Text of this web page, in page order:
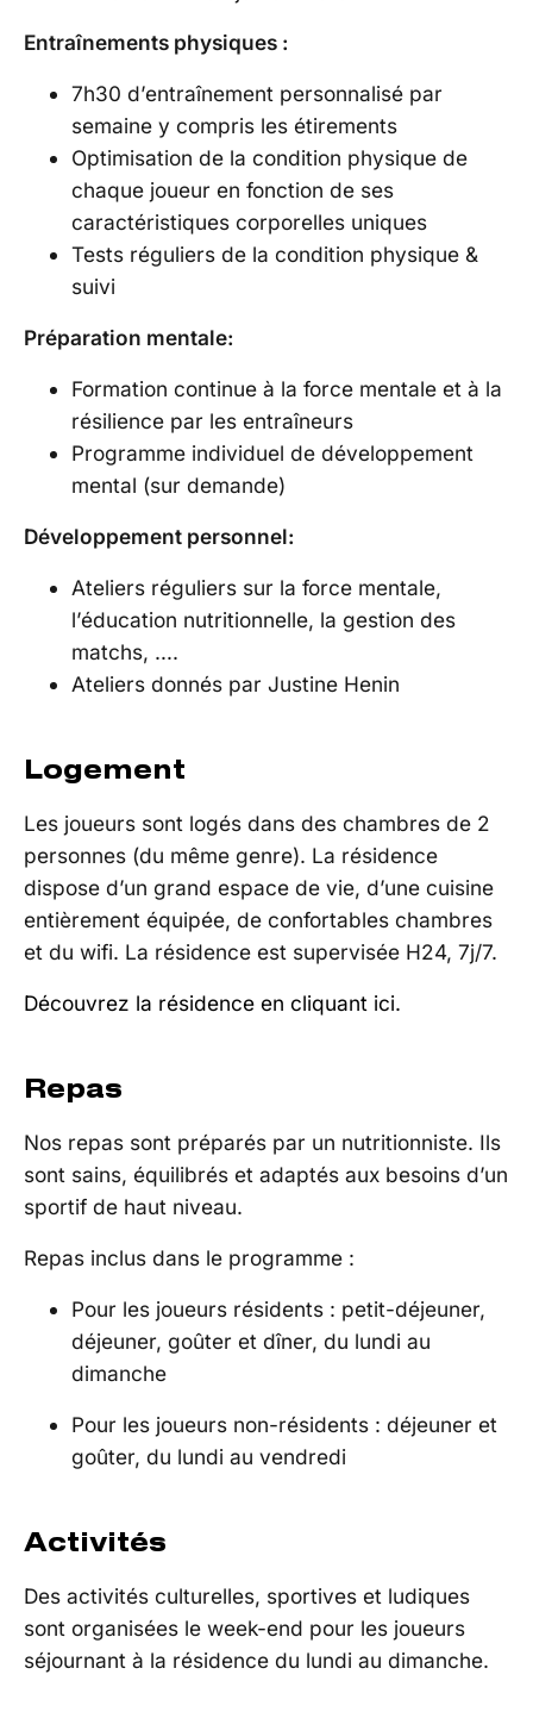
Entraînements physiques :
7h30 d’entraînement personnalisé par
semaine y compris les étirements
Optimisation de la condition physique de
chaque joueur en fonction de ses
caractéristiques corporelles uniques
Tests réguliers de la condition physique &
suivi
Préparation mentale:
Formation continue à la force mentale et à la
résilience par les entraîneurs
Programme individuel de développement
mental (sur demande)
Développement personnel:
Ateliers réguliers sur la force mentale,
l’éducation nutritionnelle, la gestion des
matchs, ….
Ateliers donnés par Justine Henin
Logement
Les joueurs sont logés dans des chambres de 2
personnes (du même genre). La résidence
dispose d’un grand espace de vie, d’une cuisine
entièrement équipée, de confortables chambres
et du wifi. La résidence est supervisée H24, 7j/7.
Découvrez la résidence en cliquant ici.
Repas
Nos repas sont préparés par un nutritionniste. Ils
sont sains, équilibrés et adaptés aux besoins d’un
sportif de haut niveau.
Repas inclus dans le programme :
Pour les joueurs résidents : petit-déjeuner,
déjeuner, goûter et dîner, du lundi au
dimanche
Pour les joueurs non-résidents : déjeuner et
goûter, du lundi au vendredi
Activités
Des activités culturelles, sportives et ludiques
sont organisées le week-end pour les joueurs
séjournant à la résidence du lundi au dimanche.